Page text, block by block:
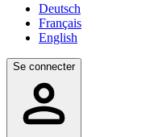
Deutsch
Français
English
Se connecter